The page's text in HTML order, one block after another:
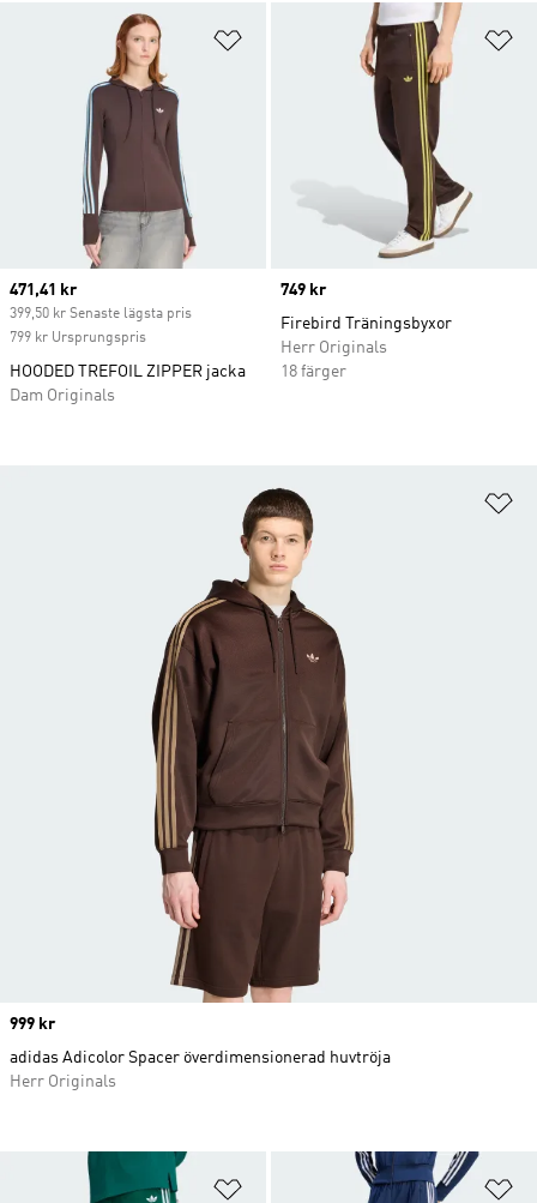
Lägg till på önskelistan
Current price
471,41 kr
399,50 kr Senaste lägsta pris
799 kr Ursprungspris
HOODED TREFOIL ZIPPER jacka
Dam Originals
Price
749 kr
Firebird Träningsbyxor
Herr Originals
18 färger
Lägg till på önskelistan
Price
999 kr
adidas Adicolor Spacer överdimensionerad huvtröja
Herr Originals